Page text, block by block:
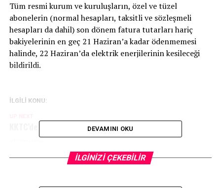
Tüm resmi kurum ve kuruluşların, özel ve tüzel
abonelerin (normal hesapları, taksitli ve sözleşmeli
hesapları da dahil) son dönem fatura tutarları hariç
bakiyelerinin en geç 21 Haziran’a kadar ödenmemesi
halinde, 22 Haziran’da elektrik enerjilerinin kesileceği
bildirildi.
İLGİLİ KONU:
KKTC’de Covid-19’dan bir ölüm daha
KKTC’de toplam aşılanan kişi sayısı 150 bine yaklaşacak
DEVAMINI OKU
İLGİNİZİ ÇEKEBİLİR